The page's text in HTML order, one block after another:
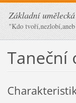
Základní
"Kdo
Taneční